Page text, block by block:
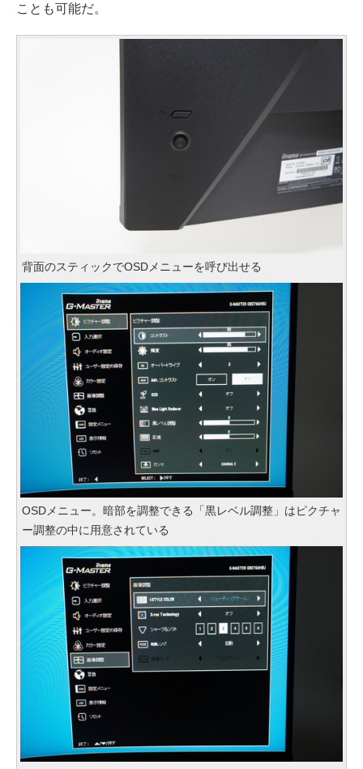
ことも可能だ。
背面のスティックでOSDメニューを呼び出せる
OSDメニュー。暗部を調整できる「黒レベル調整」はピクチャ
ー調整の中に用意されている